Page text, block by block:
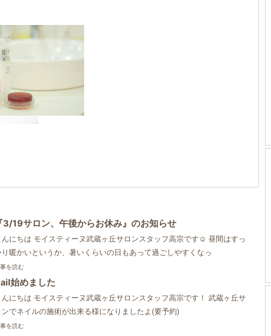
3/19サロン、午後からお休み』のお知らせ
んにちは モイスティーヌ武蔵ヶ丘サロンスタッフ高宗です☺ 昼間はすっ
り暖かいというか、暑いくらいの日もあって過ごしやすくなっ
を読む
始めました
んにちは モイスティーヌ武蔵ヶ丘サロンスタッフ高宗です！ 武蔵ヶ丘サ
ンでネイルの施術が出来る様になりましたよ(要予約)
を読む